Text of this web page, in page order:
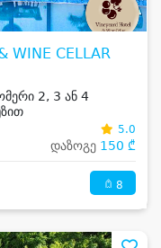
WINE CELLAR
2, 3 ან 4
5.0
დაზოგე 150 ₾
8